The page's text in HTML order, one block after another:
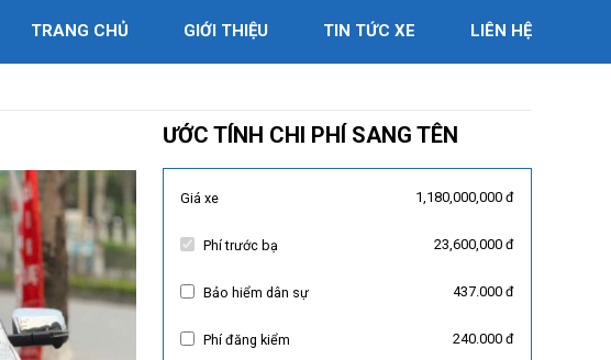
TRANG CHỦ GIỚI THIỆU TIN TỨC XE LIÊN HỆ
ƯỚC TÍNH CHI PHÍ SANG TÊN
Giá xe 1,180,000,000 đ
Phí trước bạ 23,600,000 đ
Bảo hiểm dân sự 437.000 đ
Phí đăng kiểm 240.000 đ